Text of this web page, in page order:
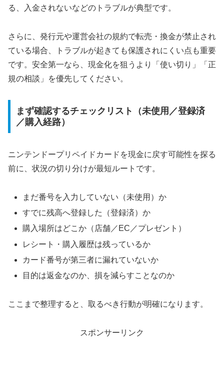
る、入金されないなどのトラブルが典型です。
さらに、発行元や運営会社の規約で転売・換金が禁止され
ている場合、トラブルが起きても保護されにくい点も重要
です。安全第一なら、現金化を狙うより「使い切り」「正
規の相談」を優先してください。
まず確認するチェックリスト（未使用／登録済
／購入経路）
ニンテンドープリペイドカードを現金に戻す可能性を探る
前に、状況の切り分けが最短ルートです。
まだ番号を入力していない（未使用）か
すでに残高へ登録した（登録済）か
購入場所はどこか（店舗／EC／プレゼント）
レシート・購入履歴は残っているか
カード番号が第三者に漏れていないか
目的は返金なのか、損を減らすことなのか
ここまで整理すると、取るべき行動が明確になります。
スポンサーリンク